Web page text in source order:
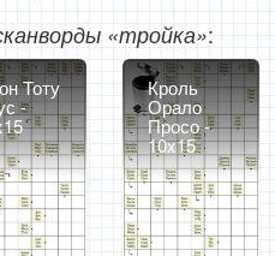
«тройка»:
Тоту
-
Кроль
Орало
Просо -
10x15